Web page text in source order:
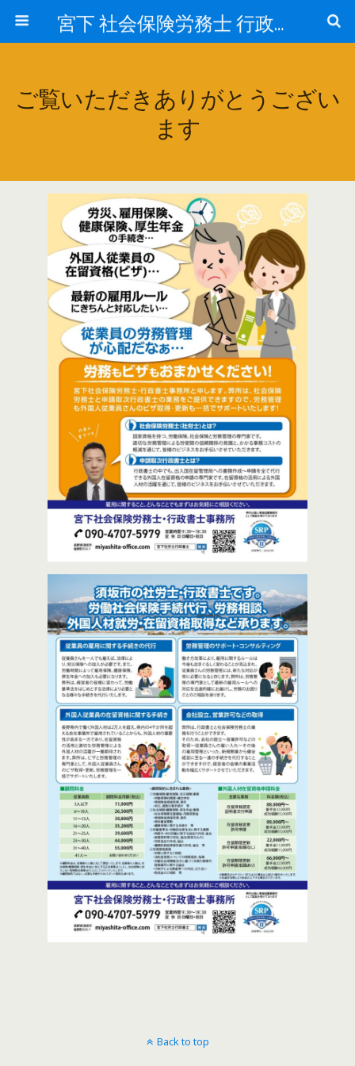
宮下 社会保険労務士 行政書士事務所
ご覧いただきありがとうござい
ます
Back to top